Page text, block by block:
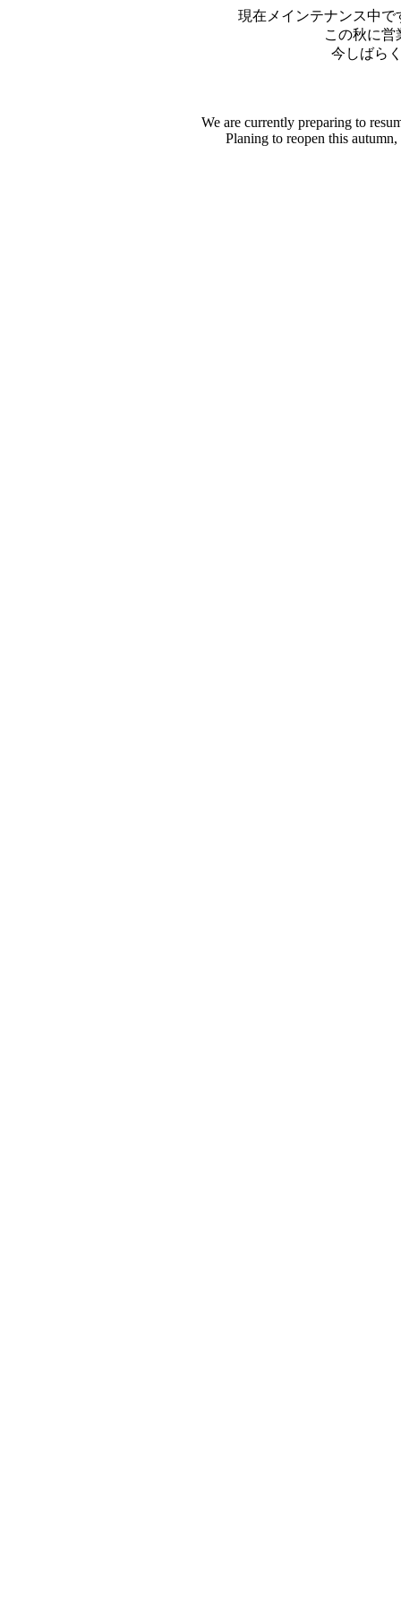
現在メインテナンス中
この秋に営
今しばら
We are currently preparing to
Planing to reopen this